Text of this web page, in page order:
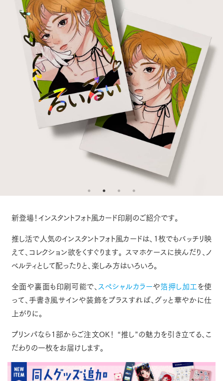
新登場！インスタントフォト風カード印刷のご紹介です。
推し活で人気のインスタントフォト風カードは、1枚でもバッチリ映
えて、コレクション欲をくすぐります。
スマホケースに挟んだり、ノ
ベルティとして配ったりと、楽しみ方はいろいろ。
全面や裏面も印刷可能で、 スペシャルカラーや箔押し加工 を使
って、手書き風サインや装飾をプラスすれば、グッと華やかに仕
上がりに。
プリンパなら1部からご注文OK！
“推し”の魅力を引き立てる、こ
だわりの一枚をお届けします。